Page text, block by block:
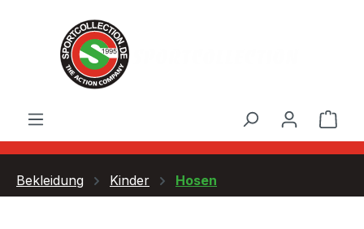
Zum Hauptinhalt springen
Bekleidung Kinder Hosen